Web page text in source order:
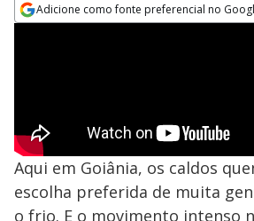
Adicione como fonte preferencial no
Aqui em Goiânia, os caldos
escolha preferida de muita
o frio. E o movimento intenso